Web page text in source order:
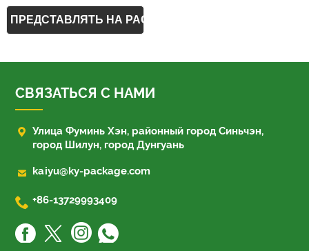
СВЯЗАТЬСЯ С НАМИ
 Улица Фуминь Хэн, районный город Синьчэн,
город Шилун, город Дунгуань
 kaiyu@ky-package.com
 +86-13729993409